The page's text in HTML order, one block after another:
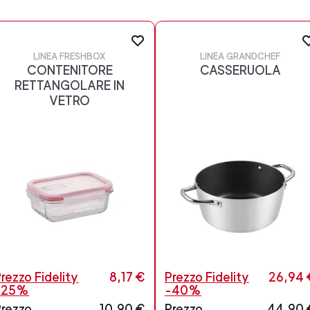
LINEA FRESHBOX
CONTENITORE
RETTANGOLARE IN
VETRO
Fidelity
8,17 €
LINEA GRANDCHEF
CASSERUOLA
Prezzo Fidelity
-40%
26,94